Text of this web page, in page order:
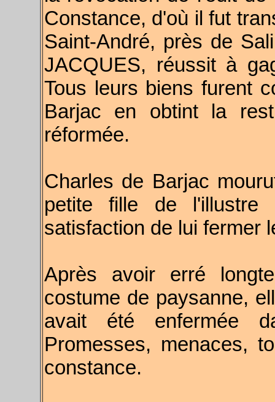
Constance, d'où il fut
Saint-André, près de
JACQUES, réussit à
Tous leurs biens furent
Barjac en obtint la
réformée.
Charles de Barjac
petite fille de l'illustre
satisfaction de lui fermer
Après avoir erré
costume de paysanne,
avait été enfermée
Promesses, menaces,
constance.